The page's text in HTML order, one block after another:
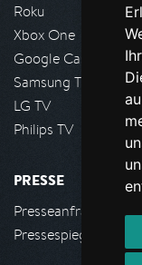
Roku
Xbox One
Google Cast
Samsung TV
LG TV
Philips TV
PRESSE
Presseanfrage
Pressespiegel